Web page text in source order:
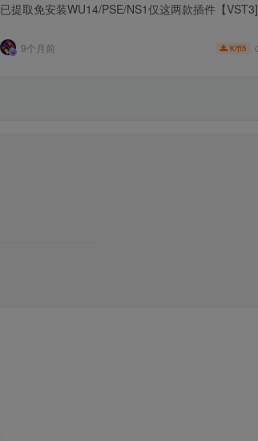
已提取免安装WU14/PSE/NS1仅这两款插件【VST3]
9个月前 K币5